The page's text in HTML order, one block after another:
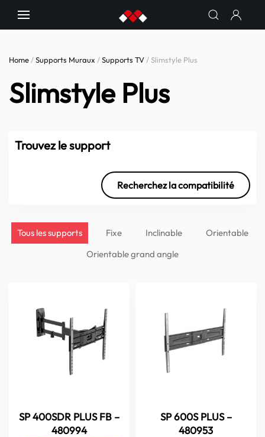
Home /Supports Muraux /Supports TV / Slimstyle Plus
Slimstyle Plus
Trouvez le support
Recherchez la compatibilité
Tous les supports Fixe Inclinable
Orientable
Orientable grand angle
SP 400SDR PLUS FB –
480994
SP 600S PLUS –
480953